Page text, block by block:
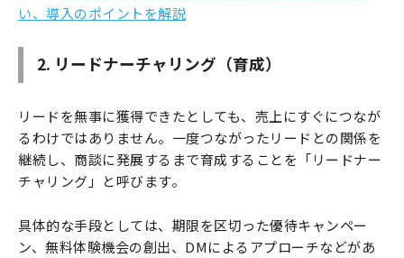
い、導入のポイントを解説
2. リードナーチャリング（育成）
リードを無事に獲得できたとしても、売上にすぐにつなが
るわけではありません。一度つながったリードとの関係を
継続し、商談に発展するまで育成することを「リードナー
チャリング」と呼びます。
具体的な手段としては、期限を区切った優待キャンペー
ン、無料体験機会の創出、DMによるアプローチなどがあ